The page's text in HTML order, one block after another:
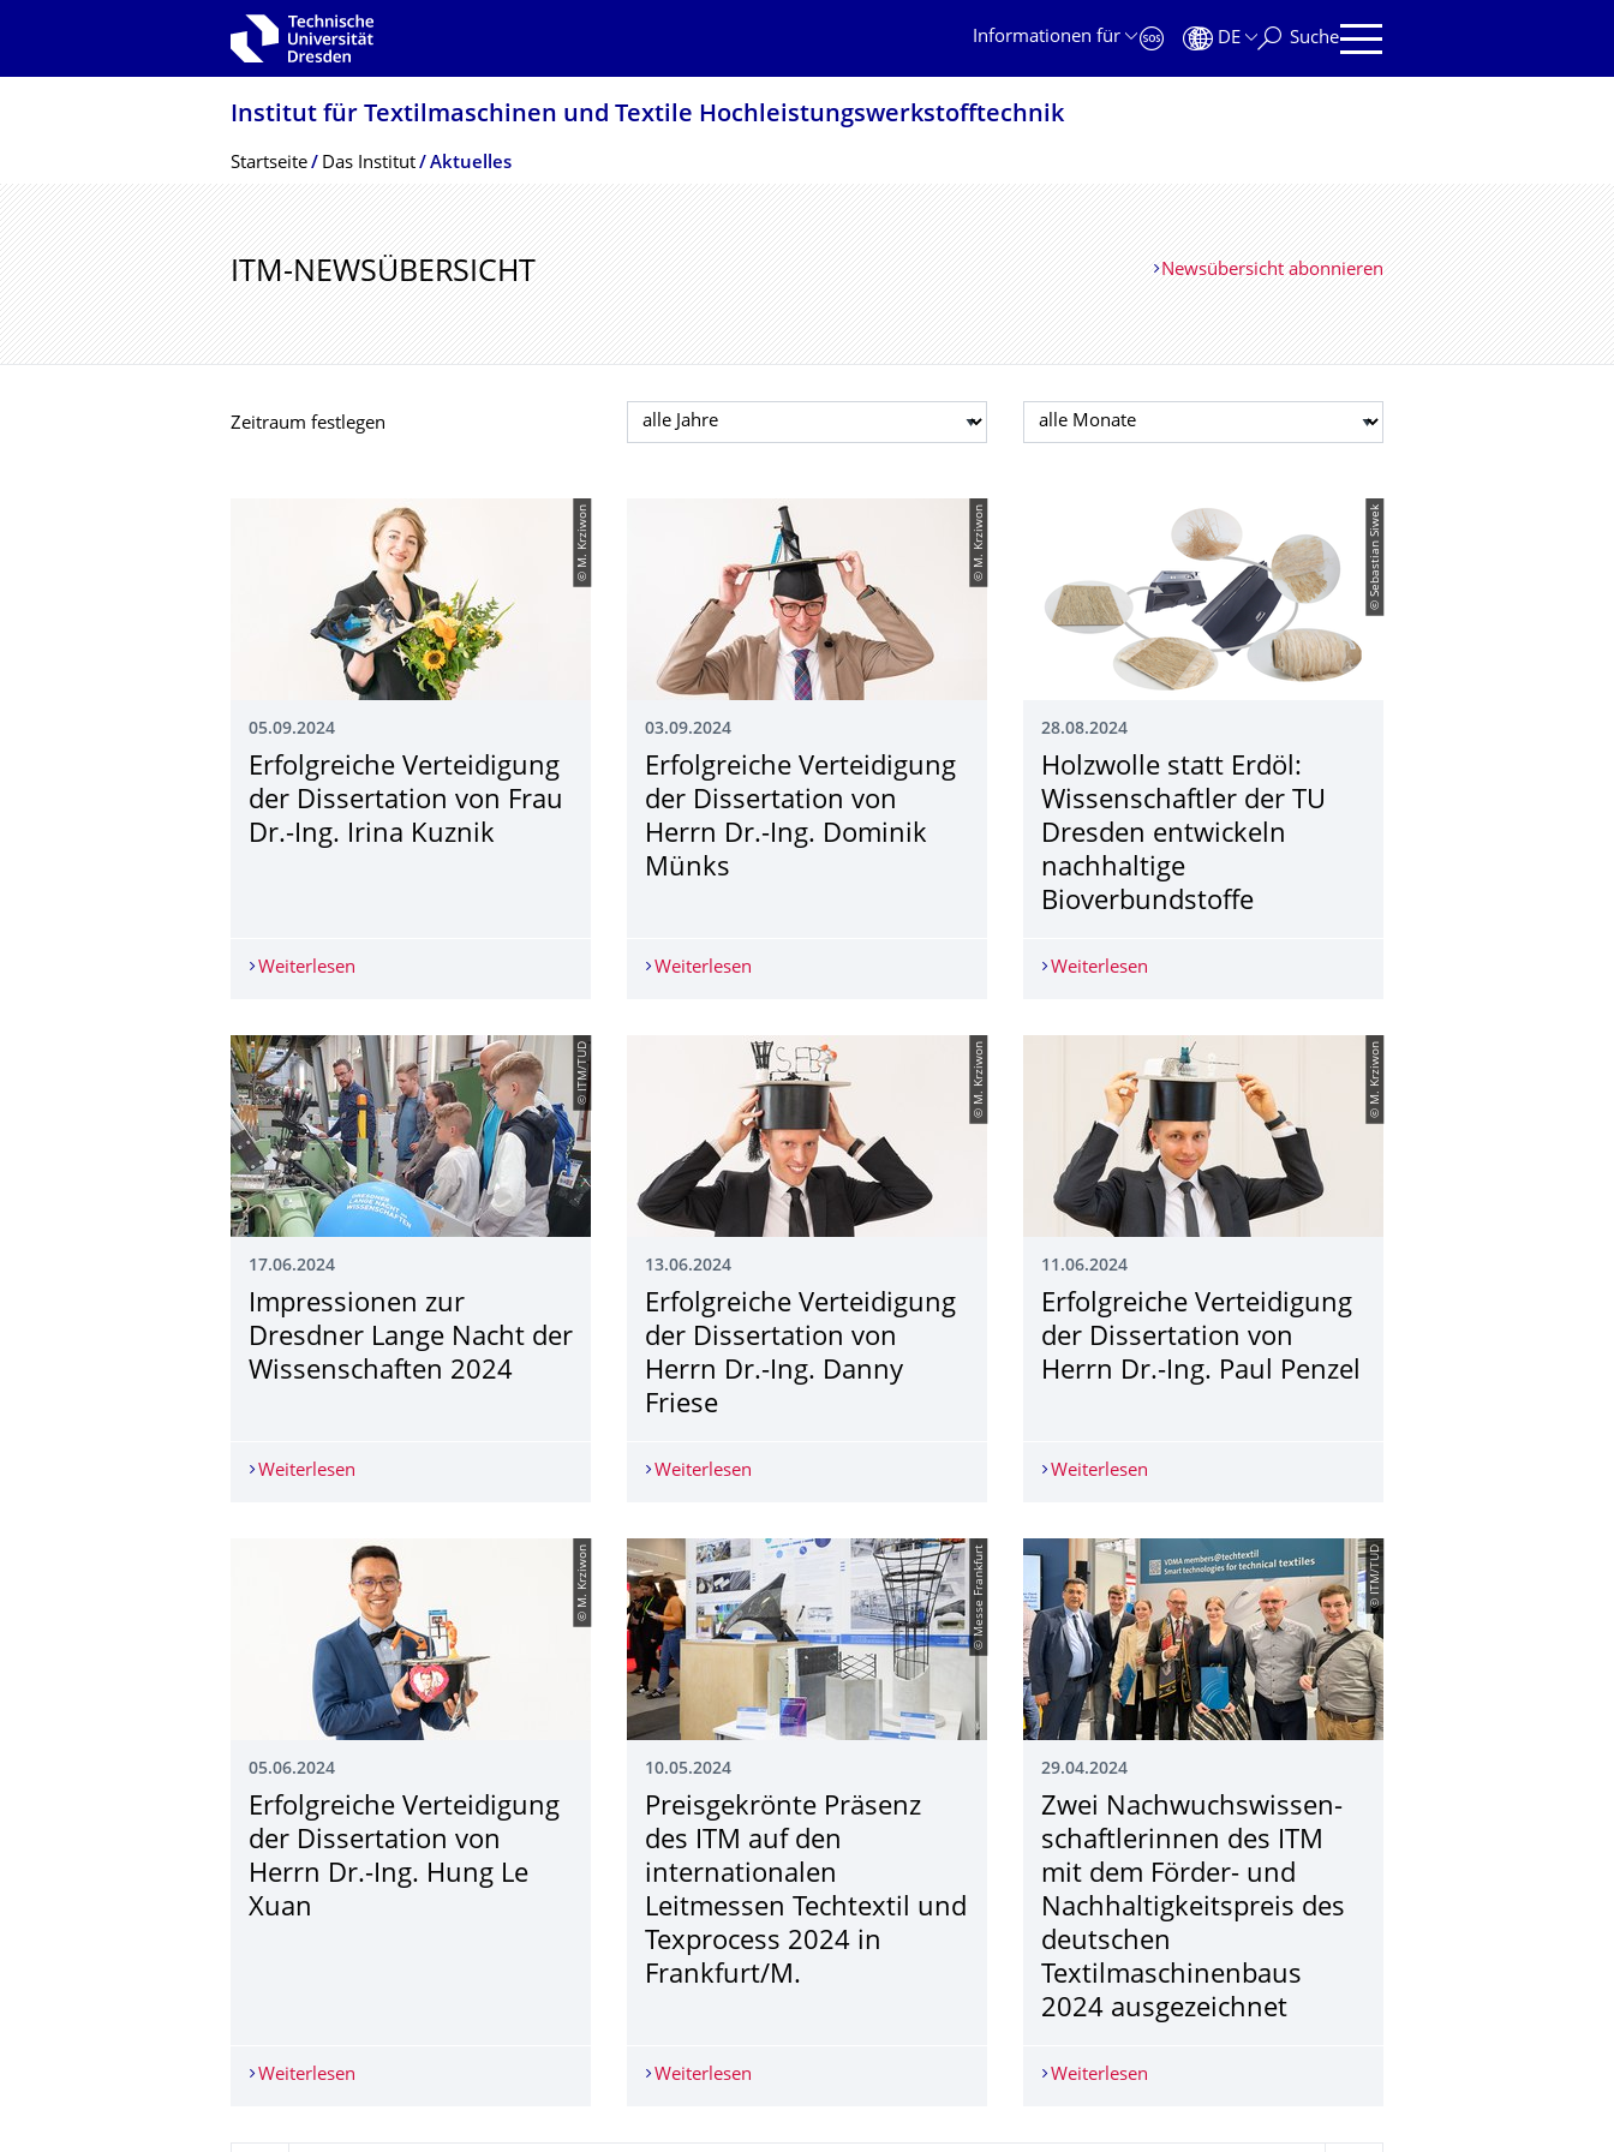
Zur Hauptnavigation springen
Informationen für
DE Suche
Institut für Textilmaschinen und Textile Hochleistungswerk­stofftechnik
Breadcrumb-Menü
Startseite Das Institut Aktuelles
ITM-NEWSÜBERSICHT Newsübersicht abonnieren
Zeitraum festlegen Jahr auswählen Monat auswählen
© M. Krziwon
05.09.2024
Erfolgreiche Verteidigung
der Dissertation von Frau
Dr.-Ing. Irina Kuznik
Weiterlesen Erfolgreiche Verteidigung der Dissertation von Frau Dr.-Ing. Irina Kuznik
© M. Krziwon
03.09.2024
Erfolgreiche Verteidigung
der Dissertation von
Herrn Dr.-Ing. Dominik
Münks
Weiterlesen Erfolgreiche Verteidigung der Dissertation von Herrn Dr.-Ing. Dominik Münks
© Sebastian Siwek
28.08.2024
Holzwolle statt Erdöl:
Wissenschaftler der TU
Dresden entwickeln
nachhaltige
Bioverbundstoffe
Weiterlesen
© ITM/TUD
17.06.2024
Impressionen zur
Dresdner Lange Nacht der
Wissenschaften 2024
Weiterlesen Impressionen zur Dresdner Lange Nacht der Wissenschaften 2024
© M. Krziwon
13.06.2024
Erfolgreiche Verteidigung
der Dissertation von
Herrn Dr.-Ing. Danny
Friese
Weiterlesen Erfolgreiche Verteidigung der Dissertation von Herrn Dr.-Ing. Danny Friese
© M. Krziwon
11.06.2024
Erfolgreiche Verteidigung
der Dissertation von
Herrn Dr.-Ing. Paul Penzel
Weiterlesen
© M. Krziwon
05.06.2024
Erfolgreiche Verteidigung
der Dissertation von
Herrn Dr.-Ing. Hung Le
Xuan
Weiterlesen Erfolgreiche Verteidigung der Dissertation von Herrn Dr.-Ing. Hung Le Xuan
© Messe Frankfurt
10.05.2024
Preisgekrönte Präsenz
des ITM auf den
internationalen
Leitmessen Techtextil und
Texprocess 2024 in
Frankfurt/M.
Weiterlesen Preisgekrönte Präsenz des ITM auf den internationalen Leitmessen Techtextil und Texprocess 2024 in
© ITM/TUD
29.04.2024
Zwei Nachwuchswissen­
schaftlerinnen des ITM
mit dem Förder- und
Nachhaltigkeits­preis des
deutschen
Textilmaschinen­baus
2024 ausgezeichnet
Weiterlesen